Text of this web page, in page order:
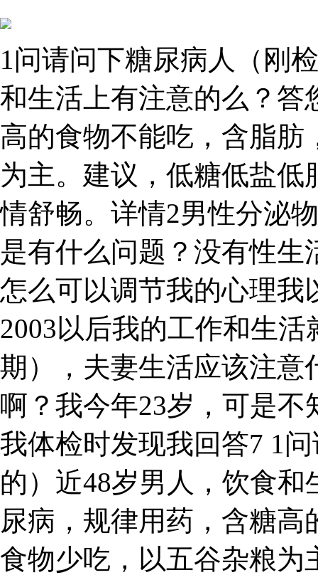
1问请问下糖尿病人（刚
和生活上有注意的么？答
高的食物不能吃，含脂肪
为主。建议，低糖低盐
情舒畅。详情2男性分泌
是有什么问题？没有性生
怎么可以调节我的心理我
2003以后我的工作和生
期），夫妻生活应该注意
啊？我今年23岁，可是
我体检时发现我回答7 1
的）近48岁男人，饮食
尿病，规律用药，含糖
食物少吃，以五谷杂粮为